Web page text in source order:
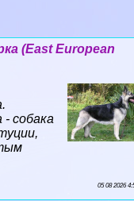
(East European
- собака
05 08 2026